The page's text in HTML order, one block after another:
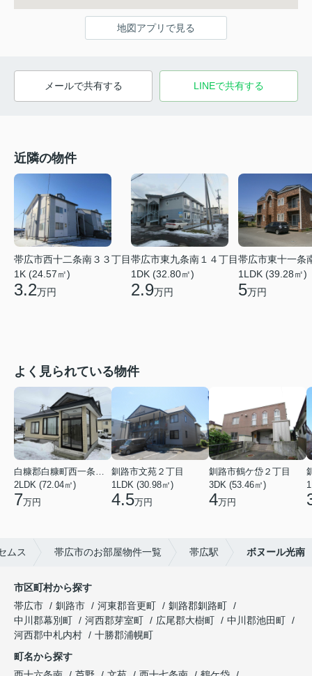
地図アプリで見る
メールで共有する LINEで共有する
近隣の物件
帯広市西十二条南３３丁目
1K (24.57㎡)
3.2万円
帯広市東九条南１４丁目
1DK (32.80㎡)
2.9万円
帯広市東十一条
1LDK (39.28㎡)
5万円
よく見られている物件
白糠郡白糠町西一条南４丁目
2LDK (72.04㎡)
7万円
釧路市文苑２丁目
1LDK (30.98㎡)
4.5万円
釧路市鶴ケ岱２丁目
3DK (53.46㎡)
4万円
ムス 帯広市のお部屋物件一覧 帯広駅 ボヌール光南
市区町村から探す
帯広市
釧路市 河東郡音更町
釧路郡釧路町
中川郡幕別町
河西郡芽室町 広尾郡大樹町
中川郡池田町
河西郡中札内村
十勝郡浦幌町
町名から探す